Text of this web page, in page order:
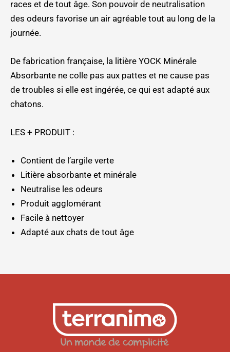
races et de tout âge. Son pouvoir de neutralisation
des odeurs favorise un air agréable tout au long de la
journée.
De fabrication française, la litière YOCK Minérale
Absorbante ne colle pas aux pattes et ne cause pas
de troubles si elle est ingérée, ce qui est adapté aux
chatons.
LES + PRODUIT :
Contient de l’argile verte
Litière absorbante et minérale
Neutralise les odeurs
Produit agglomérant
Facile à nettoyer
Adapté aux chats de tout âge